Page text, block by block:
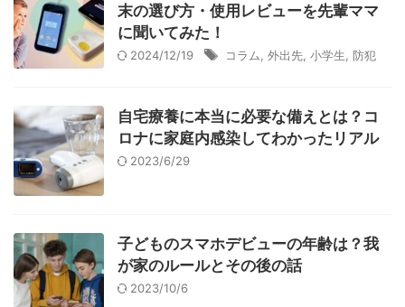
末の選び方・使用レビューを先輩ママ
に聞いてみた！
2024/12/19 コラム, 外出先, 小学生, 防犯
自宅療養に本当に必要な備えとは？コ
ロナに家庭内感染してわかったリアル
2023/6/29
子どものスマホデビューの年齢は？我
が家のルールとその後の話
2023/10/6